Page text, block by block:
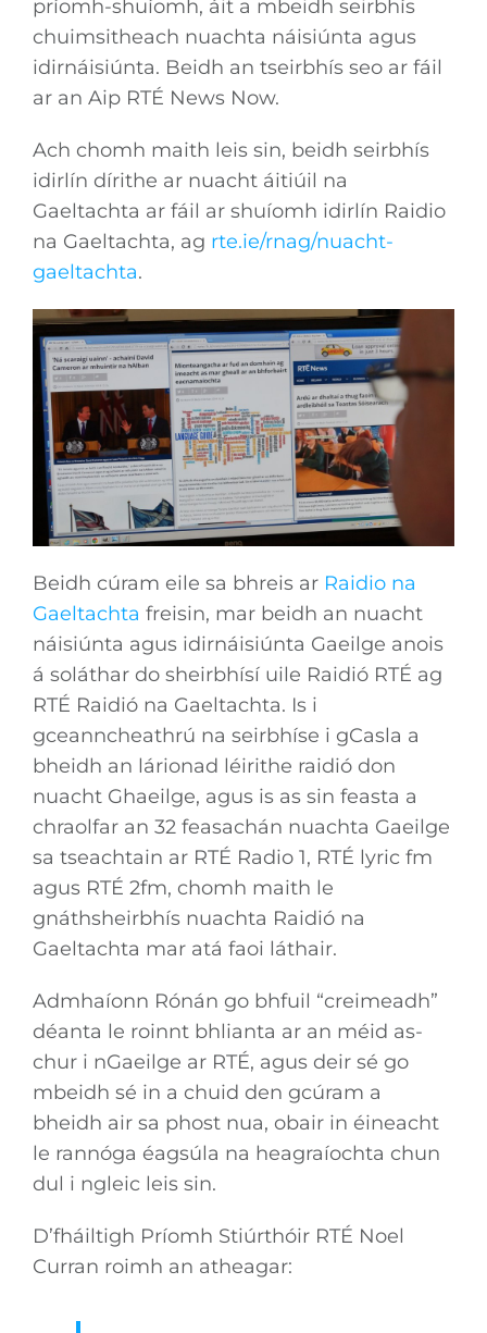
príomh-shuíomh, áit a mbeidh seirbhís
chuimsitheach nuachta náisiúnta agus
idirnáisiúnta. Beidh an tseirbhís seo ar fáil
ar an Aip RTÉ News Now.
Ach chomh maith leis sin, beidh seirbhís
idirlín dírithe ar nuacht áitiúil na
Gaeltachta ar fáil ar shuíomh idirlín Raidio
na Gaeltachta, ag rte.ie/rnag/nuacht-
gaeltachta.
Beidh cúram eile sa bhreis ar Raidio na
Gaeltachta freisin, mar beidh an nuacht
náisiúnta agus idirnáisiúnta Gaeilge anois
á soláthar do sheirbhísí uile Raidió RTÉ ag
RTÉ Raidió na Gaeltachta. Is i
gceanncheathrú na seirbhíse i gCasla a
bheidh an lárionad léirithe raidió don
nuacht Ghaeilge, agus is as sin feasta a
chraolfar an 32 feasachán nuachta Gaeilge
sa tseachtain ar RTÉ Radio 1, RTÉ lyric fm
agus RTÉ 2fm, chomh maith le
gnáthsheirbhís nuachta Raidió na
Gaeltachta mar atá faoi láthair.
Admhaíonn Rónán go bhfuil “creimeadh”
déanta le roinnt bhlianta ar an méid as-
chur i nGaeilge ar RTÉ, agus deir sé go
mbeidh sé in a chuid den gcúram a
bheidh air sa phost nua, obair in éineacht
le rannóga éagsúla na heagraíochta chun
dul i ngleic leis sin.
D’fháiltigh Príomh Stiúrthóir RTÉ Noel
Curran roimh an atheagar: